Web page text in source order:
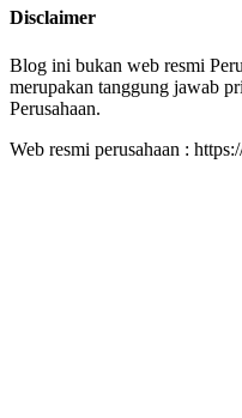
Disclaimer
Blog ini bukan web resmi
merupakan tanggung jawab
Perusahaan.
Web resmi perusahaan :